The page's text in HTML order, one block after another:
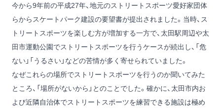
今から9年前の平成27年、地元のストリートスポーツ愛好家団体
らからスケートパーク建設の要望書が提出されました。当時、ス
トリートスポーツを楽しむ方が増加する一方で、太田駅周辺や太
田市運動公園でストリートスポーツを行うケースが続出し、「危
ない」「うるさい」などの苦情が多く寄せられていました。
なぜこれらの場所でストリートスポーツを行うのか聞いてみた
ところ、「場所がないから」とのことでした。確かに、太田市内お
よび近隣自治体でストリートスポーツを練習できる施設は極め